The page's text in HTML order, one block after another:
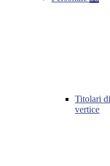
Titolari
vertice